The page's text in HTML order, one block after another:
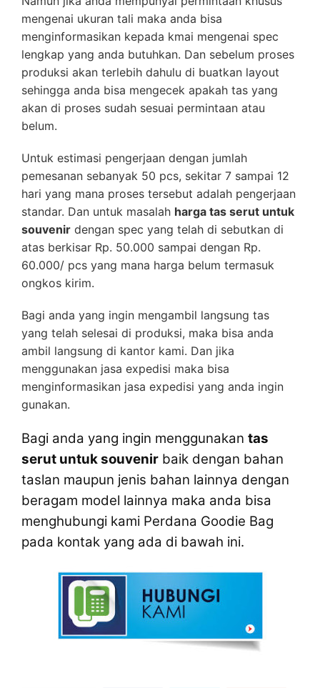
mengenai ukuran tali maka anda bisa
menginformasikan kepada kmai mengenai spec
lengkap yang anda butuhkan. Dan sebelum proses
produksi akan terlebih dahulu di buatkan layout
sehingga anda bisa mengecek apakah tas yang
akan di proses sudah sesuai permintaan atau
belum.
Untuk estimasi pengerjaan dengan jumlah
pemesanan sebanyak 50 pcs, sekitar 7 sampai 12
hari yang mana proses tersebut adalah pengerjaan
standar. Dan untuk masalah harga tas serut untuk
souvenir dengan spec yang telah di sebutkan di
atas berkisar Rp. 50.000 sampai dengan Rp.
60.000/ pcs yang mana harga belum termasuk
ongkos kirim.
Bagi anda yang ingin mengambil langsung tas
yang telah selesai di produksi, maka bisa anda
ambil langsung di kantor kami. Dan jika
menggunakan jasa expedisi maka bisa
menginformasikan jasa expedisi yang anda ingin
gunakan.
Bagi anda yang ingin menggunakan tas
serut untuk souvenir baik dengan bahan
taslan maupun jenis bahan lainnya dengan
beragam model lainnya maka anda bisa
menghubungi kami Perdana Goodie Bag
pada kontak yang ada di bawah ini.